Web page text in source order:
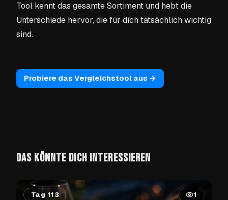
Tool kennt das gesamte Sortiment und hebt die
Unterschiede hervor, die für dichtatsächlich wichtig
sind.
Probiere das Vergleichstool aus →
DAS KÖNNTE DICH INTERESSIEREN
Tag 113 1